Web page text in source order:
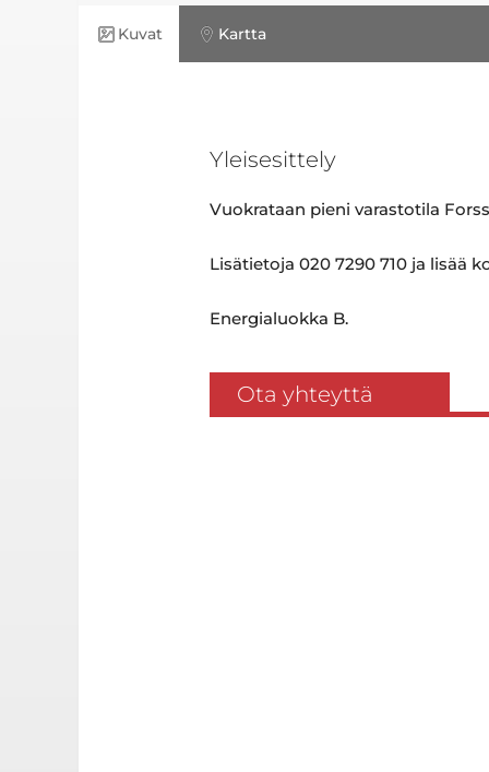
Kuvat Kartta
Yleisesittely
Vuokrataan pieni varastotila
Lisätietoja 020 7290 710 ja lisää
Energialuokka B.
Ota yhteyttä